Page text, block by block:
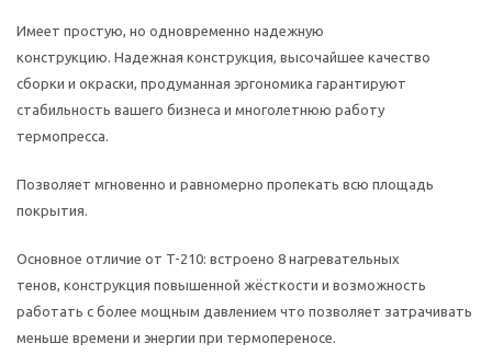
Имеет простую, но одновременно надежную
конструкцию. Надежная конструкция, высочайшее качество
сборки и окраски, продуманная эргономика гарантируют
стабильность вашего бизнеса и многолетнюю работу
термопресса.
Позволяет мгновенно и равномерно пропекать всю площадь
покрытия.
Основное отличие от T-210: встроено 8 нагревательных
тенов, конструкция повышенной жёсткости и возможность
работать с более мощным давлением что позволяет затрачивать
меньше времени и энергии при термопереносе.